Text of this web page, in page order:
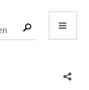
SUCHE